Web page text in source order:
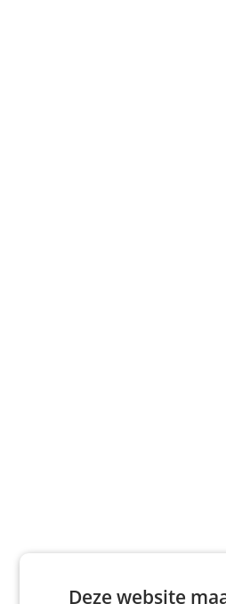
Deze website